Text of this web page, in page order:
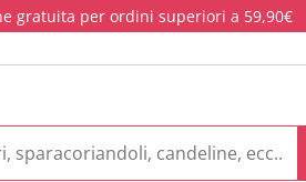
gratuita per ordini superiori a 59,90€